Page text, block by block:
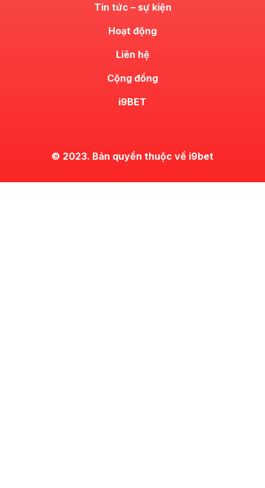
Tin tức – sự kiện
Hoạt động
Liên hệ
Cộng đồng
i9BET
© 2023. Bản quyền thuộc về i9bet